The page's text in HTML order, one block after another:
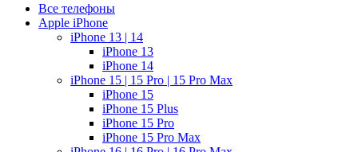
Все телефоны
Apple iPhone
iPhone 13 | 14
iPhone 13
iPhone 14
iPhone 15 | 15 Pro | 15 Pro Max
iPhone 15
iPhone 15 Plus
iPhone 15 Pro
iPhone 15 Pro Max